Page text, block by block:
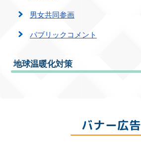
男女共同参画
パブリックコメント
地球温暖化対策
バナー広告